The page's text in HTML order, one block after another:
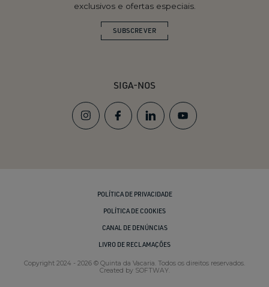
exclusivos e ofertas especiais.
SUBSCREVER
SIGA-NOS
POLÍTICA DE PRIVACIDADE
POLÍTICA DE COOKIES
CANAL DE DENÚNCIAS
LIVRO DE RECLAMAÇÕES
Copyright 2024 - 2026 © Quinta da Vacaria. Todos os direitos reservados.
Created by SOFTWAY.